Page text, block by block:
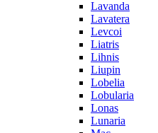
Lavanda
Lavatera
Levcoi
Liatris
Lihnis
Liupin
Lobelia
Lobularia
Lonas
Lunaria